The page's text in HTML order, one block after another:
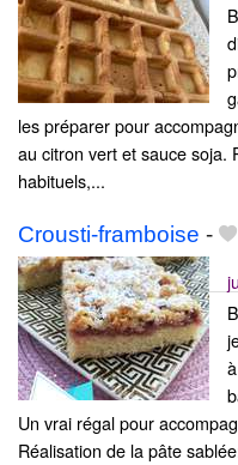
les préparer pour
au citron vert et sauce soja.
habituels,...
Crousti-framboise -
Un vrai régal pour
Réalisation de la pâte